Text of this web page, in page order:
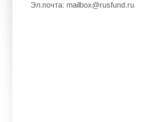
Эл.почта: mailbox@rusfund.ru